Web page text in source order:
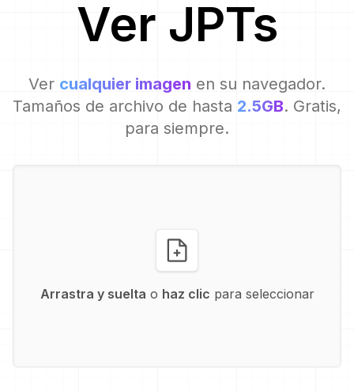
Ver JPTs
Ver cualquier imagen en su navegador.
Tamaños de archivo de hasta 2.5GB. Gratis,
para siempre.
Arrastra y suelta o haz clic para seleccionar